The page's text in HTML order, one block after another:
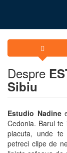
Despre
Sibiu
Estudio Nadine
Cedonia. Barul
placuta, unde
petreci clipe de